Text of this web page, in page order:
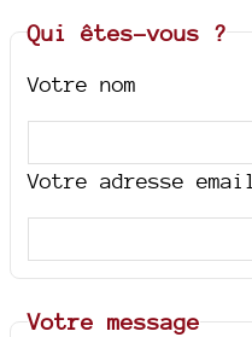
Qui êtes-vous ?
Votre nom
Votre adresse email
Votre message